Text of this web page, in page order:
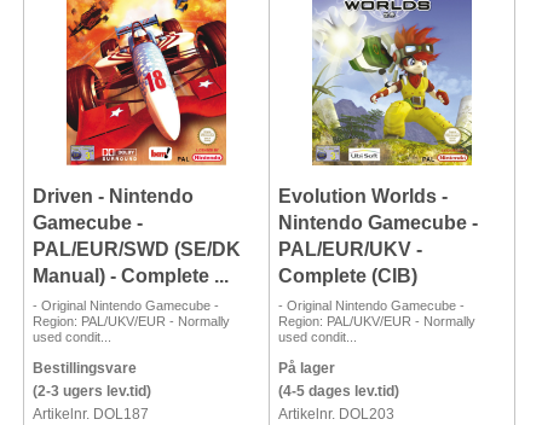
Driven - Nintendo
Gamecube -
PAL/EUR/SWD (SE/DK
Manual) - Complete ...
- Original Nintendo Gamecube -
Region: PAL/UKV/EUR - Normally
used condit...
Bestillingsvare
(2-3 ugers lev.tid)
Artikelnr. DOL187
Evolution Worlds -
Nintendo Gamecube -
PAL/EUR/UKV -
Complete (CIB)
- Original Nintendo Gamecube -
Region: PAL/UKV/EUR - Normally
used condit...
På lager
(4-5 dages lev.tid)
Artikelnr. DOL203